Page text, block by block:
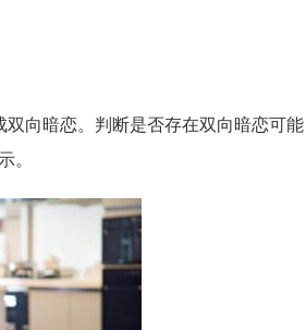
向暗恋。判断是否存在双向暗恋可能
。